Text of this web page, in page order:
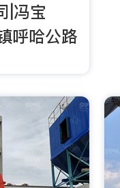
|冯宝
呼哈公路